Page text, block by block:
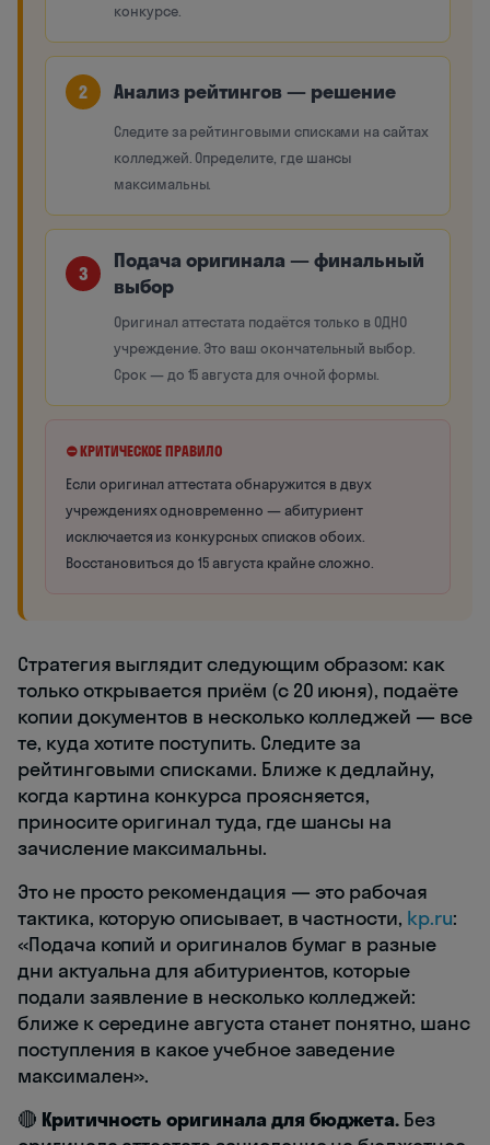
конкурсе.
2 Анализ рейтингов — решение
Следите за рейтинговыми списками на сайтах
колледжей. Определите, где шансы
максимальны.
3
Подача оригинала — финальный
выбор
Оригинал аттестата подаётся только в ОДНО
учреждение. Это ваш окончательный выбор.
Срок — до 15 августа для очной формы.
⛔ КРИТИЧЕСКОЕ ПРАВИЛО
Если оригинал аттестата обнаружится в двух
учреждениях одновременно — абитуриент
исключается из конкурсных списков обоих.
Восстановиться до 15 августа крайне сложно.
Стратегия выглядит следующим образом: как
только открывается приём (с 20 июня), подаёте
копии документов в несколько колледжей — все
те, куда хотите поступить. Следите за
рейтинговыми списками. Ближе к дедлайну,
когда картина конкурса проясняется,
приносите оригинал туда, где шансы на
зачисление максимальны.
Это не просто рекомендация — это рабочая
тактика, которую описывает, в частности, kp.ru:
«Подача копий и оригиналов бумаг в разные
дни актуальна для абитуриентов, которые
подали заявление в несколько колледжей:
ближе к середине августа станет понятно, шанс
поступления в какое учебное заведение
максимален».
🔴 Критичность оригинала для бюджета. Без